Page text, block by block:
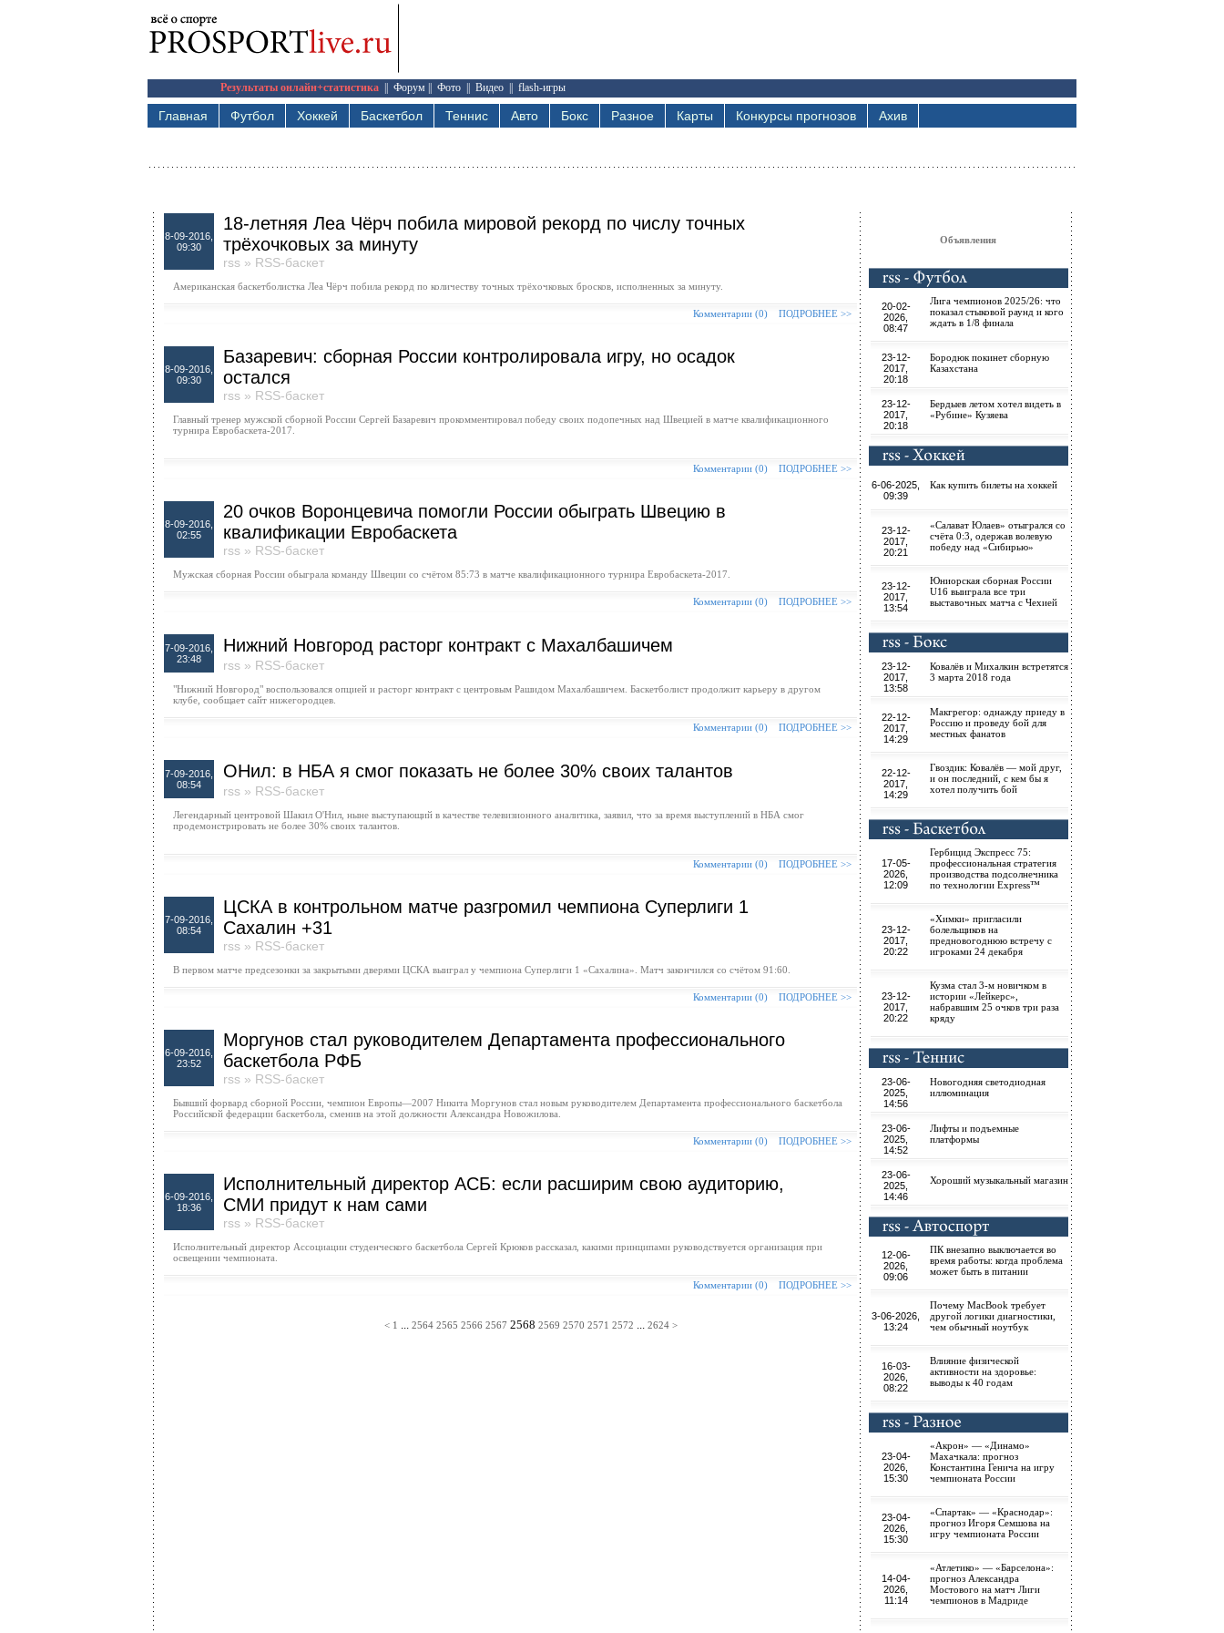
Результаты онлайн+статистика Форум Фото Видео flash-игры
Главная Футбол Хоккей Баскетбол Теннис Авто Бокс Разное Карты Конкурсы прогнозов Ахив
8-09-2016,
09:30
18-летняя Леа Чёрч побила мировой рекорд по числу точных
трёхочковых за минуту
rss » RSS-баскет
Американская баскетболистка Леа Чёрч побила рекорд по количеству точных трёхочковых бросков, исполненных за минуту.
Комментарии (0) ПОДРОБНЕЕ >>
8-09-2016,
09:30
Базаревич: сборная России контролировала игру, но осадок
остался
rss » RSS-баскет
Главный тренер мужской сборной России Сергей Базаревич прокомментировал победу своих подопечных над Швецией в матче квалификационного
турнира Евробаскета-2017.
Комментарии (0) ПОДРОБНЕЕ >>
8-09-2016,
02:55
20 очков Воронцевича помогли России обыграть Швецию в
квалификации Евробаскета
rss » RSS-баскет
Мужская сборная России обыграла команду Швеции со счётом 85:73 в матче квалификационного турнира Евробаскета-2017.
Комментарии (0) ПОДРОБНЕЕ >>
7-09-2016,
23:48
Нижний Новгород расторг контракт с Махалбашичем
rss » RSS-баскет
"Нижний Новгород" воспользовался опцией и расторг контракт с центровым Рашидом Махалбашичем. Баскетболист продолжит карьеру в другом
клубе, сообщает сайт нижегородцев.
Комментарии (0) ПОДРОБНЕЕ >>
7-09-2016,
08:54
ОНил: в НБА я смог показать не более 30% своих талантов
rss » RSS-баскет
Легендарный центровой Шакил О'Нил, ныне выступающий в качестве телевизионного аналитика, заявил, что за время выступлений в НБА смог
продемонстрировать не более 30% своих талантов.
Комментарии (0) ПОДРОБНЕЕ >>
7-09-2016,
08:54
ЦСКА в контрольном матче разгромил чемпиона Суперлиги 1
Сахалин +31
rss » RSS-баскет
В первом матче предсезонки за закрытыми дверями ЦСКА выиграл у чемпиона Суперлиги 1 «Сахалина». Матч закончился со счётом 91:60.
Комментарии (0) ПОДРОБНЕЕ >>
6-09-2016,
23:52
Моргунов стал руководителем Департамента профессионального
баскетбола РФБ
rss » RSS-баскет
Бывший форвард сборной России, чемпион Европы—2007 Никита Моргунов стал новым руководителем Департамента профессионального баскетбола
Российской федерации баскетбола, сменив на этой должности Александра Новожилова.
Комментарии (0) ПОДРОБНЕЕ >>
6-09-2016,
18:36
Исполнительный директор АСБ: если расширим свою аудиторию,
СМИ придут к нам сами
rss » RSS-баскет
Исполнительный директор Ассоциации студенческого баскетбола Сергей Крюков рассказал, какими принципами руководствуется организация при
освещении чемпионата.
Комментарии (0) ПОДРОБНЕЕ >>
< 1 ... 2564 2565 2566 2567 2568 2569 2570 2571 2572 ... 2624 >
Объявления
20-02-
2026,
08:47
Лига чемпионов 2025/26: что
показал стыковой раунд и кого
ждать в 1/8 финала
23-12-
2017,
20:18
Бородюк покинет сборную
Казахстана
23-12-
2017,
20:18
Бердыев летом хотел видеть в
«Рубине» Кузяева
6-06-2025,
09:39
Как купить билеты на хоккей
23-12-
2017,
20:21
«Салават Юлаев» отыгрался со
счёта 0:3, одержав волевую
победу над «Сибирью»
23-12-
2017,
13:54
Юниорская сборная России
U16 выиграла все три
выставочных матча с Чехией
23-12-
2017,
13:58
Ковалёв и Михалкин встретятся
3 марта 2018 года
22-12-
2017,
14:29
Макгрегор: однажду приеду в
Россию и проведу бой для
местных фанатов
22-12-
2017,
14:29
Гвоздик: Ковалёв — мой друг,
и он последний, с кем бы я
хотел получить бой
17-05-
2026,
12:09
Гербицид Экспресс 75:
профессиональная стратегия
производства подсолнечника
по технологии Express™
23-12-
2017,
20:22
«Химки» пригласили
болельщиков на
предновогоднюю встречу с
игроками 24 декабря
23-12-
2017,
20:22
Кузма стал 3-м новичком в
истории «Лейкерс»,
набравшим 25 очков три раза
кряду
23-06-
2025,
14:56
Новогодняя светодиодная
иллюминация
23-06-
2025,
14:52
Лифты и подъемные
платформы
23-06-
2025,
14:46
Хороший музыкальный магазин
12-06-
2026,
09:06
ПК внезапно выключается во
время работы: когда проблема
может быть в питании
3-06-2026,
13:24
Почему MacBook требует
другой логики диагностики,
чем обычный ноутбук
16-03-
2026,
08:22
Влияние физической
активности на здоровье:
выводы к 40 годам
23-04-
2026,
15:30
«Акрон» — «Динамо»
Махачкала: прогноз
Константина Генича на игру
чемпионата России
23-04-
2026,
15:30
«Спартак» — «Краснодар»:
прогноз Игоря Семшова на
игру чемпионата России
14-04-
2026,
11:14
«Атлетико» — «Барселона»:
прогноз Александра
Мостового на матч Лиги
чемпионов в Мадриде